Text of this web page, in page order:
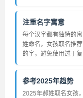
注重名字寓意
每个汉字都有独特的
姓命名，女孩取名推
的字，避免使用过于复
参考2025年趋势
2025年郝姓取名女孩